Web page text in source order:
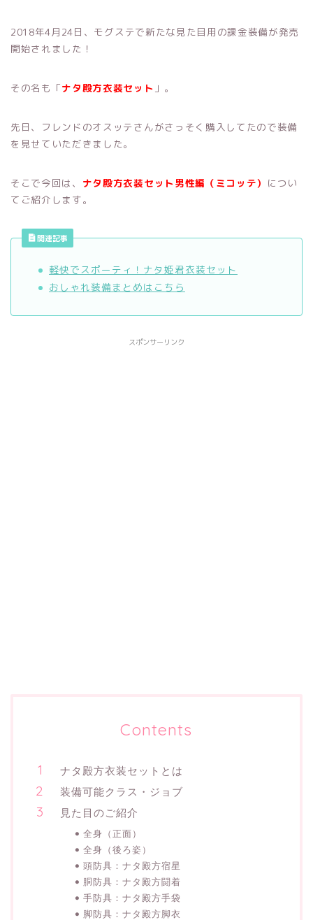
2018年4月24日、モグステで新たな見た目用の課金装備が発売
開始されました！
その名も「ナタ殿方衣装セット 」。
先日、フレンドのオスッテさんがさっそく購入してたので装備
を見せていただきました。
そこで今回は、 ナタ殿方衣装セット男性編（ミコッテ） につい
てご紹介します。
関連記事
軽快でスポーティ！ナタ姫君衣装セット
おしゃれ装備まとめはこちら
スポンサーリンク
Contents
ナタ殿方衣装セットとは
装備可能クラス・ジョブ
見た目のご紹介
全身（正面）
全身（後ろ姿）
頭防具：ナタ殿方宿星
胴防具：ナタ殿方闘着
手防具：ナタ殿方手袋
脚防具：ナタ殿方脚衣